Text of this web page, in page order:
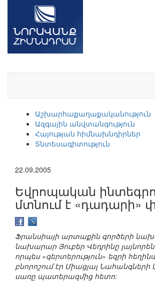
Աշխարհաքաղաքականություն
Ազգային անվտանգություն
Հայության հիմնախնդիրներ
Տնտեսագիտություն
22.09.2005
Եվրոպական
մտնում է «դադարի»
Ֆրանսիայի արտաքին գործերի
նախարար Յուբեր Վեդրինը
որպես «գերտերություն» եզրի
բնորոշում էր Միացյալ
սառը պատերազմից հետո: